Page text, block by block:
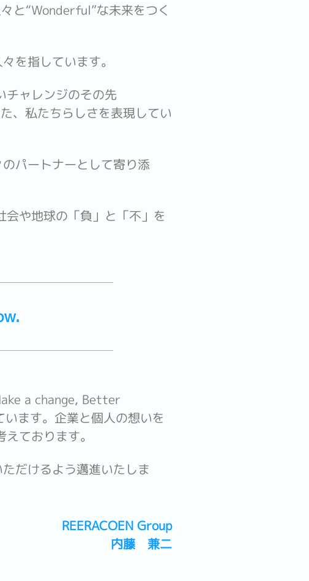
と“Wonderful”な未来をつく
を指しています。
チャレンジのその先
、私たちらしさを表現してい
パートナーとして寄り添
や地球の「負」と「不」を
a change, Better
ます。企業と個人の想いを
ております。
だけるよう邁進いたしま
REERACOEN Group
内藤 兼二